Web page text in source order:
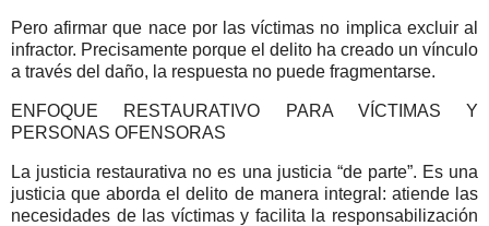
Pero afirmar que nace por las víctimas no implica excluir al
infractor. Precisamente porque el delito ha creado un vínculo
a través del daño, la respuesta no puede fragmentarse.
ENFOQUE RESTAURATIVO PARA VÍCTIMAS Y
PERSONAS OFENSORAS
La justicia restaurativa no es una justicia “de parte”. Es una
justicia que aborda el delito de manera integral: atiende las
necesidades de las víctimas y facilita la responsabilización